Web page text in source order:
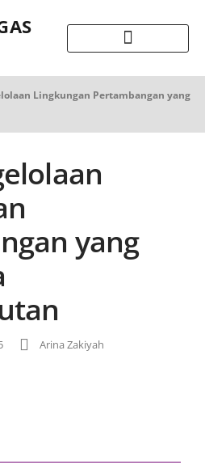
Lingkungan Pertambangan yang
yang
Arina Zakiyah